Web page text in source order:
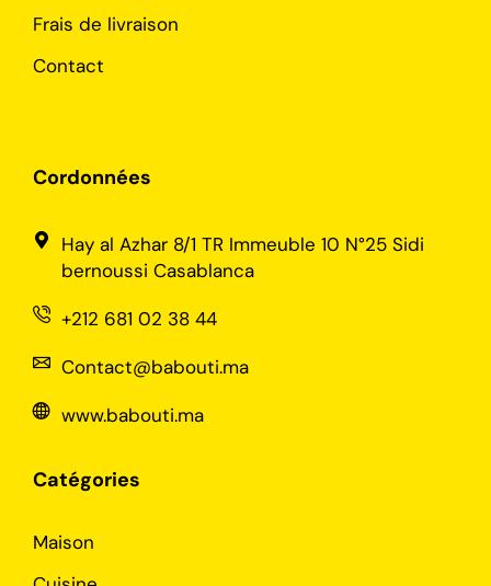
Frais de livraison
Contact
Cordonnées
Hay al Azhar 8/1 TR Immeuble 10 N°25 Sidi
bernoussi Casablanca
+212 681 02 38 44
Contact@babouti.ma
www.babouti.ma
Catégories
Maison